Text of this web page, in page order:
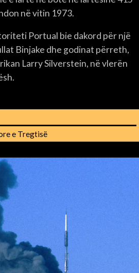
në vitin 1973.
Portual bie dakord për një
Binjake dhe godinat përreth,
Larry Silverstein, në vlerën
e Tregtisë